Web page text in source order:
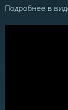
Подробнее в